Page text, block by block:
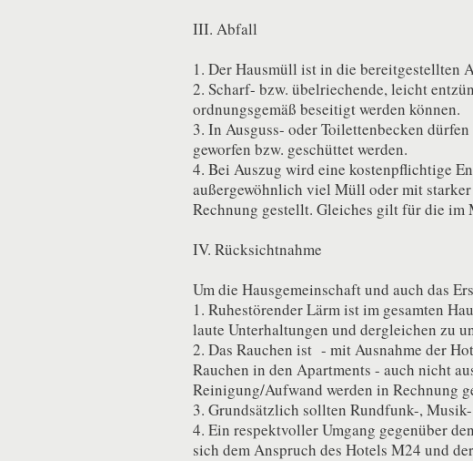
III. Abfall
1. Der Hausmüll ist in die bereitgestellten
2. Scharf- bzw. übelriechende, leicht
ordnungsgemäß beseitigt werden können.
3. In Ausguss- oder Toilettenbecken
geworfen bzw. geschüttet werden.
4. Bei Auszug wird eine kostenpflichtige
außergewöhnlich viel Müll oder mit
Rechnung gestellt. Gleiches gilt für die
IV. Rücksichtnahme
Um die Hausgemeinschaft und auch das
1. Ruhestörender Lärm ist im gesamten
laute Unterhaltungen und dergleichen zu
2. Das Rauchen ist - mit Ausnahme der
Rauchen in den Apartments - auch nicht
Reinigung/Aufwand werden in Rechnung
3. Grundsätzlich sollten Rundfunk-,
4. Ein respektvoller Umgang gegenüber
sich dem Anspruch des Hotels M24 und